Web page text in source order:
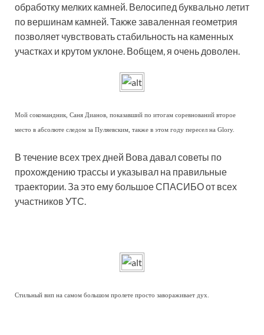
обработку мелких камней. Велосипед буквально летит
по вершинам камней. Также заваленная геометрия
позволяет чувствовать стабильность на каменных
участках и крутом уклоне. Вобщем, я очень доволен.
Мой сокомандник, Саня Дианов, показавший по итогам соревнований второе
место в абсолюте следом за Пуляевским, также в этом году пересел на Glory.
В течение всех трех дней Вова давал советы по
прохождению трассы и указывал на правильные
траектории. За это ему большое СПАСИБО от всех
участников УТС.
Стильный вип на самом большом пролете просто завораживает дух.